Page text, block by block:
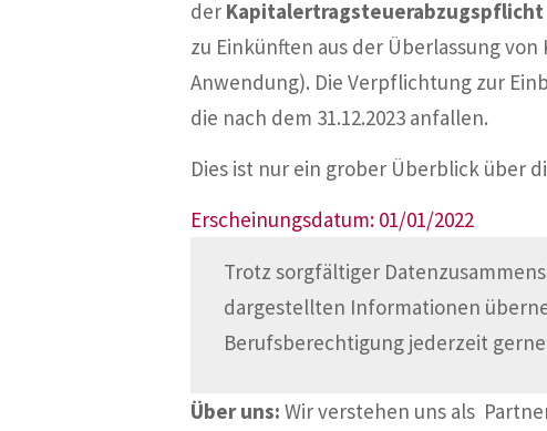
der Kapitalertragsteuerabzugspflicht
zu Einkünften aus der Überlassung
Anwendung). Die Verpflichtung zur
die nach dem 31.12.2023 anfallen.
Dies ist nur ein grober Überblick über
Erscheinungsdatum: 01/01/2022
Trotz sorgfältiger
dargestellten Informationen
Berufsberechtigung jederzeit
Über uns: Wir verstehen uns als